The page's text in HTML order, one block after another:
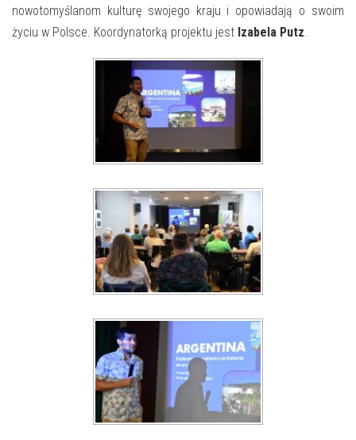
nowotomyślanom kulturę swojego kraju i opowiadają o swoim
życiu w Polsce. Koordynatorką projektu jest Izabela Putz.